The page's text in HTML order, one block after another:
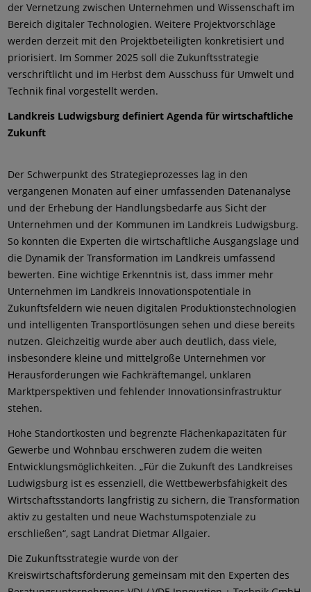
der Vernetzung zwischen Unternehmen und Wissenschaft im
Bereich digitaler Technologien. Weitere Projektvorschläge
werden derzeit mit den Projektbeteiligten konkretisiert und
priorisiert. Im Sommer 2025 soll die Zukunftsstrategie
verschriftlicht und im Herbst dem Ausschuss für Umwelt und
Technik final vorgestellt werden.
Landkreis Ludwigsburg definiert Agenda für wirtschaftliche
Zukunft
Der Schwerpunkt des Strategieprozesses lag in den
vergangenen Monaten auf einer umfassenden Datenanalyse
und der Erhebung der Handlungsbedarfe aus Sicht der
Unternehmen und der Kommunen im Landkreis Ludwigsburg.
So konnten die Experten die wirtschaftliche Ausgangslage und
die Dynamik der Transformation im Landkreis umfassend
bewerten. Eine wichtige Erkenntnis ist, dass immer mehr
Unternehmen im Landkreis Innovationspotentiale in
Zukunftsfeldern wie neuen digitalen Produktionstechnologien
und intelligenten Transportlösungen sehen und diese bereits
nutzen. Gleichzeitig wurde aber auch deutlich, dass viele,
insbesondere kleine und mittelgroße Unternehmen vor
Herausforderungen wie Fachkräftemangel, unklaren
Marktperspektiven und fehlender Innovationsinfrastruktur
stehen.
Hohe Standortkosten und begrenzte Flächenkapazitäten für
Gewerbe und Wohnbau erschweren zudem die weiten
Entwicklungsmöglichkeiten. „Für die Zukunft des Landkreises
Ludwigsburg ist es essenziell, die Wettbewerbsfähigkeit des
Wirtschaftsstandorts langfristig zu sichern, die Transformation
aktiv zu gestalten und neue Wachstumspotenziale zu
erschließen“, sagt Landrat Dietmar Allgaier.
Die Zukunftsstrategie wurde von der
Kreiswirtschaftsförderung gemeinsam mit den Experten des